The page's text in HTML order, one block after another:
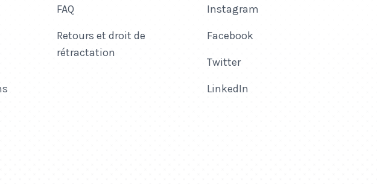
FAQ
Retours et droit de
rétractation
Instagram
Facebook
Twitter
LinkedIn